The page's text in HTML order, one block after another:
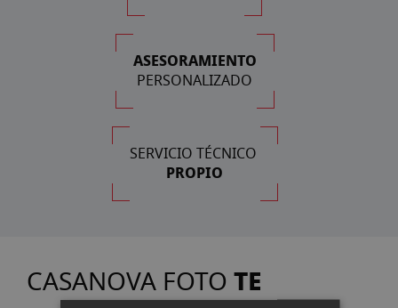
ASESORAMIENTO
PERSONALIZADO
SERVICIO TÉCNICO
PROPIO
CASANOVA FOTO TE